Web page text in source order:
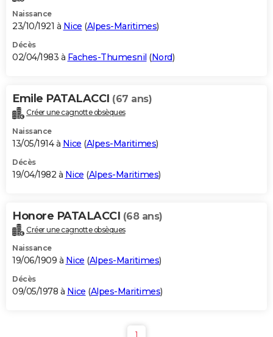
Naissance
23/10/1921 à Nice (Alpes-Maritimes)
Décès
02/04/1983 à Faches-Thumesnil (Nord)
Emile PATALACCI (67 ans)
Créer une cagnotte obsèques
Naissance
13/05/1914 à Nice (Alpes-Maritimes)
Décès
19/04/1982 à Nice (Alpes-Maritimes)
Honore PATALACCI (68 ans)
Créer une cagnotte obsèques
Naissance
19/06/1909 à Nice (Alpes-Maritimes)
Décès
09/05/1978 à Nice (Alpes-Maritimes)
1